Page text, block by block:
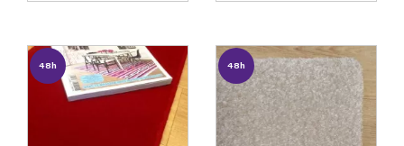
48h 48h